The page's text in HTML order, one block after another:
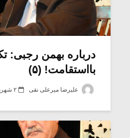
درباره بهمن رجبی:
بااستقامت! (۵)
علیرضا میرعلی نقی ۲ شهریور ۱۳۹۹